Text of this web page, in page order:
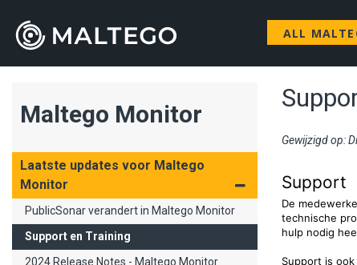
ALL
Maltego Monitor
Laatste updates voor Maltego
Monitor
PublicSonar verandert in Maltego Monitor
Support en Training
2024 Release Notes - Maltego Monitor
Gewijzigd op:
Support
De
technische
hulp nodig
Support is